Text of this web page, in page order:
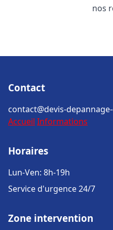
nos
Contact
contact@devis-
Accueil Informations
Horaires
Lun-Ven: 8h-19h
Service d'urgence 24/7
Zone intervention